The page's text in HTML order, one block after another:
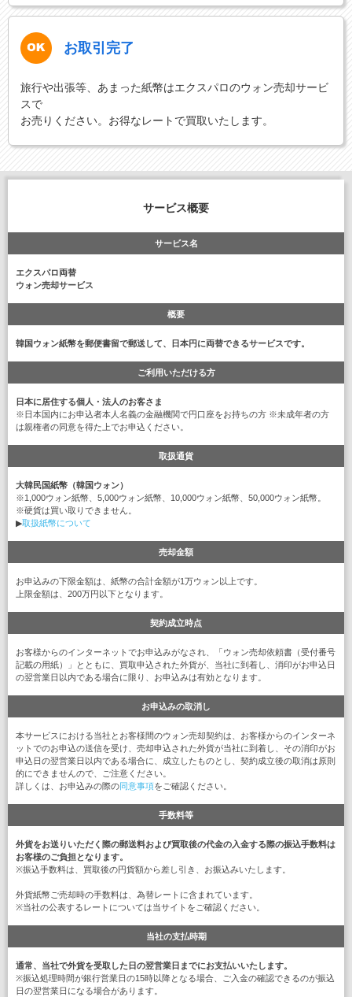
お取引完了
旅行や出張等、あまった紙幣はエクスパロのウォン売却サービ
スで
お売りください。お得なレートで買取いたします。
サービス概要
サービス名
エクスパロ両替
ウォン売却サービス
概要
韓国ウォン紙幣を郵便書留で郵送して、日本円に両替できるサービスです。
ご利用いただける方
日本に居住する個人・法人のお客さま
※日本国内にお申込者本人名義の金融機関で円口座をお持ちの方 ※未成年者の方
は親権者の同意を得た上でお申込ください。
取扱通貨
大韓民国紙幣（韓国ウォン）
※1,000ウォン紙幣、5,000ウォン紙幣、10,000ウォン紙幣、50,000ウォン紙幣。
※硬貨は買い取りできません。
▶取扱紙幣について
売却金額
お申込みの下限金額は、紙幣の合計金額が1万ウォン以上です。
上限金額は、200万円以下となります。
契約成立時点
お客様からのインターネットでお申込みがなされ、「ウォン売却依頼書（受付番号
記載の用紙）」とともに、買取申込された外貨が、当社に到着し、消印がお申込日
の翌営業日以内である場合に限り、お申込みは有効となります。
お申込みの取消し
本サービスにおける当社とお客様間のウォン売却契約は、お客様からのインターネ
ットでのお申込の送信を受け、売却申込された外貨が当社に到着し、その消印がお
申込日の翌営業日以内である場合に、成立したものとし、契約成立後の取消は原則
的にできませんので、ご注意ください。
詳しくは、お申込みの際の同意事項をご確認ください。
手数料等
外貨をお送りいただく際の郵送料および買取後の代金の入金する際の振込手数料は
お客様のご負担となります。
※振込手数料は、買取後の円貨額から差し引き、お振込みいたします。
外貨紙幣ご売却時の手数料は、為替レートに含まれています。
※当社の公表するレートについては当サイトをご確認ください。
当社の支払時期
通常、当社で外貨を受取した日の翌営業日までにお支払いいたします。
※振込処理時間が銀行営業日の15時以降となる場合、ご入金の確認できるのが振込
日の翌営業日になる場合があります。